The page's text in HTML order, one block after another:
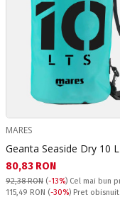
MARES
Geanta Seaside Dry 10 L
Текуща цена:
80,83 RON
92,38 RON (-13%) Cel mai bun
Pret obisnuit:
115,49 RON (-30%) Pret obisnuit